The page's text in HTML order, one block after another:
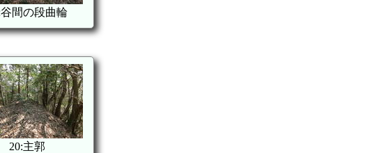
谷間の段曲輪
20:主郭